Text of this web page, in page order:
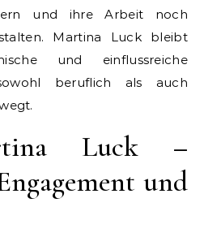
und ihre Arbeit noch
Martina Luck bleibt
und einflussreiche
beruflich als auch
Luck –
und